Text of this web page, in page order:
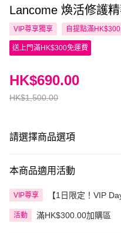
Lancome 煥活修護
VIP尊享獨享 自提點滿
送上門滿HK$300免運費
HK$1,500.00
HK$690.00
請選擇商品選項
本商品適用活動
VIP尊享 【1日限定！VIP
活動 滿HK$300.00加購區